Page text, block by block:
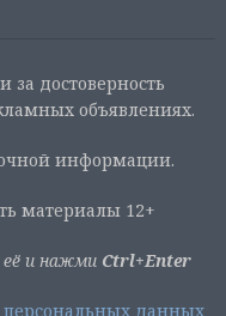
за достоверность
объявлениях.
информации.
материалы 12+
и нажми Ctrl+Enter
персональных данных